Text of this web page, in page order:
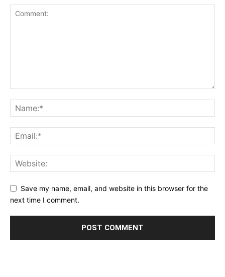
Save my name, email, and website in this browser for the
next time I comment.